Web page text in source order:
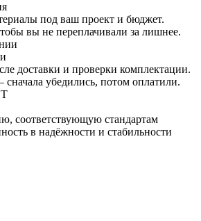
под ваш проект и бюджет.
вы не переплачивали за лишнее.
доставки и проверки комплектации.
убедились, потом оплатили.
соответствующую стандартам
в надёжности и стабильности